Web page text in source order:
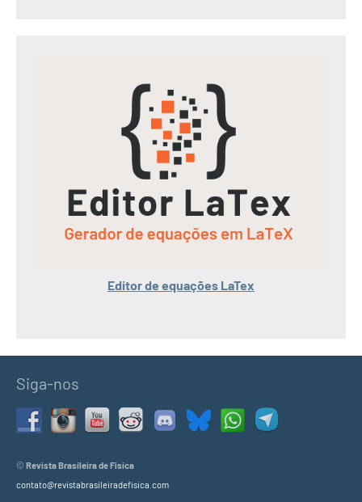
Editor de equações LaTex
Siga-nos
© Revista Brasileira de Física
contato@revistabrasileiradefisica.com